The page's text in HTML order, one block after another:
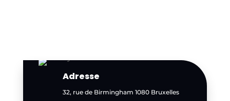
Adresse
32, rue de Birmingham 1080 Bruxelles